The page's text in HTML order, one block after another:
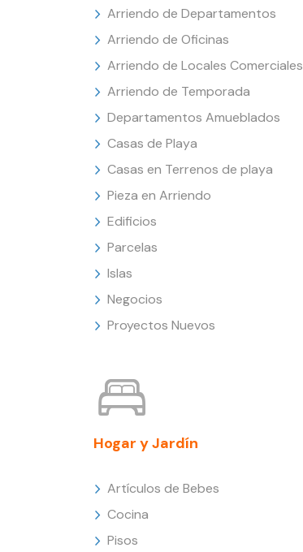
Arriendo de Departamentos
Arriendo de Oficinas
Arriendo de Locales Comerciales
Arriendo de Temporada
Departamentos Amueblados
Casas de Playa
Casas en Terrenos de playa
Pieza en Arriendo
Edificios
Parcelas
Islas
Negocios
Proyectos Nuevos
Hogar y Jardín
Artículos de Bebes
Cocina
Pisos